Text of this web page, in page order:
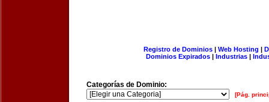
Registro de Dominios| Web Hosting |
Dominios Expirados | Industrias |
Categorías de Dominio:
[Pág.